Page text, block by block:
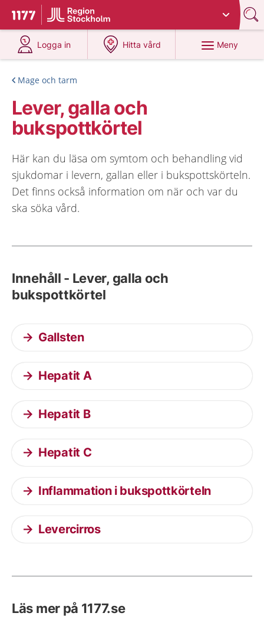
Till startsidan för 1177
Du har valt region
Logga in
på 1177.se
Hitta vård
på 1177.se
Meny
Mage och tarm
Lever, galla och
bukspottkörtel
Här kan du läsa om symtom och behandling vid
sjukdomar i levern, gallan eller i bukspottskörteln.
Det finns också information om när och var du
ska söka vård.
Innehåll - Lever, galla och
bukspottkörtel
Gallsten
Hepatit A
Hepatit B
Hepatit C
Inflammation i bukspottkörteln
Levercirros
Läs mer på 1177.se